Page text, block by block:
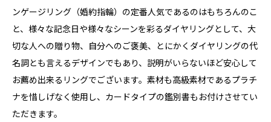
ンゲージリング（婚約指輪）の定番人気であるのはもちろんのこ
と、様々な記念日や様々なシーンを彩るダイヤリングとして、大
切な人への贈り物、自分へのご褒美、とにかくダイヤリングの代
名詞とも言えるデザインでもあり、説明がいらないほど安心して
お薦め出来るリングでございます。素材も高級素材であるプラチ
ナを惜しげなく使用し、カードタイプの鑑別書もお付けさせてい
ただきます。